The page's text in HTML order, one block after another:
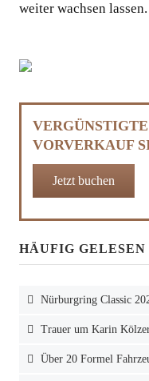
weiter wachsen lassen.
VORVERKAUF
Jetzt buchen
HÄUFIG GELESEN
Nürburgring Classic
Trauer um Karin
Über 20 Formel